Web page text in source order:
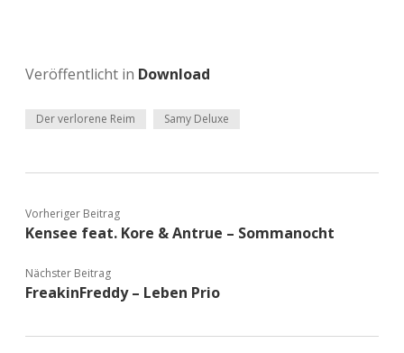
Veröffentlicht in Download
Der verlorene Reim Samy Deluxe
Vorheriger Beitrag
Kensee feat. Kore & Antrue – Sommanocht
Nächster Beitrag
FreakinFreddy – Leben Prio